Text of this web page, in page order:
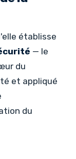
établisse
— le
du
et appliqué
du